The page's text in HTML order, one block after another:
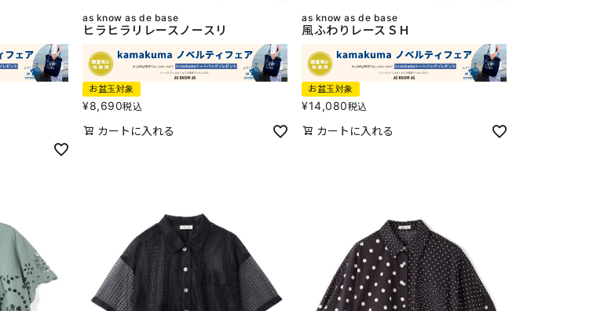
as know as de base
ヒラヒラリレースノースリ
お盆玉対象
¥8,690税込
カートに入れる
as know as de base
風ふわりレースＳＨ
お盆玉対象
¥14,080税込
カートに入れる